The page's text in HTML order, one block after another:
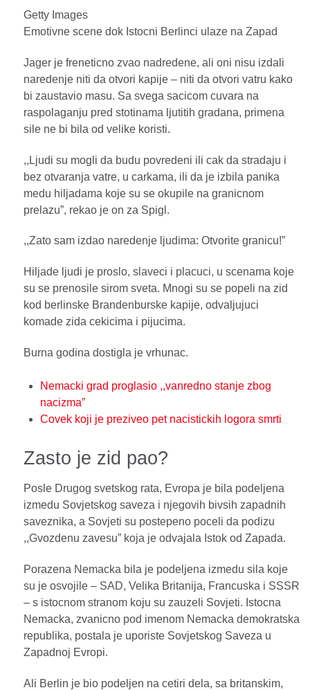
Getty Images
Emotivne scene dok Istocni Berlinci ulaze na Zapad
Jager je freneticno zvao nadredene, ali oni nisu izdali
naredenje niti da otvori kapije – niti da otvori vatru kako
bi zaustavio masu. Sa svega sacicom cuvara na
raspolaganju pred stotinama ljutitih gradana, primena
sile ne bi bila od velike koristi.
,,Ljudi su mogli da budu povredeni ili cak da stradaju i
bez otvaranja vatre, u carkama, ili da je izbila panika
medu hiljadama koje su se okupile na granicnom
prelazu”, rekao je on za Spigl.
,,Zato sam izdao naredenje ljudima: Otvorite granicu!”
Hiljade ljudi je proslo, slaveci i placuci, u scenama koje
su se prenosile sirom sveta. Mnogi su se popeli na zid
kod berlinske Brandenburske kapije, odvaljujuci
komade zida cekicima i pijucima.
Burna godina dostigla je vrhunac.
Nemacki grad proglasio ,,vanredno stanje zbog
nacizma”
Covek koji je preziveo pet nacistickih logora smrti
Zasto je zid pao?
Posle Drugog svetskog rata, Evropa je bila podeljena
izmedu Sovjetskog saveza i njegovih bivsih zapadnih
saveznika, a Sovjeti su postepeno poceli da podizu
,,Gvozdenu zavesu” koja je odvajala Istok od Zapada.
Porazena Nemacka bila je podeljena izmedu sila koje
su je osvojile – SAD, Velika Britanija, Francuska i SSSR
– s istocnom stranom koju su zauzeli Sovjeti. Istocna
Nemacka, zvanicno pod imenom Nemacka demokratska
republika, postala je uporiste Sovjetskog Saveza u
Zapadnoj Evropi.
Ali Berlin je bio podeljen na cetiri dela, sa britanskim,